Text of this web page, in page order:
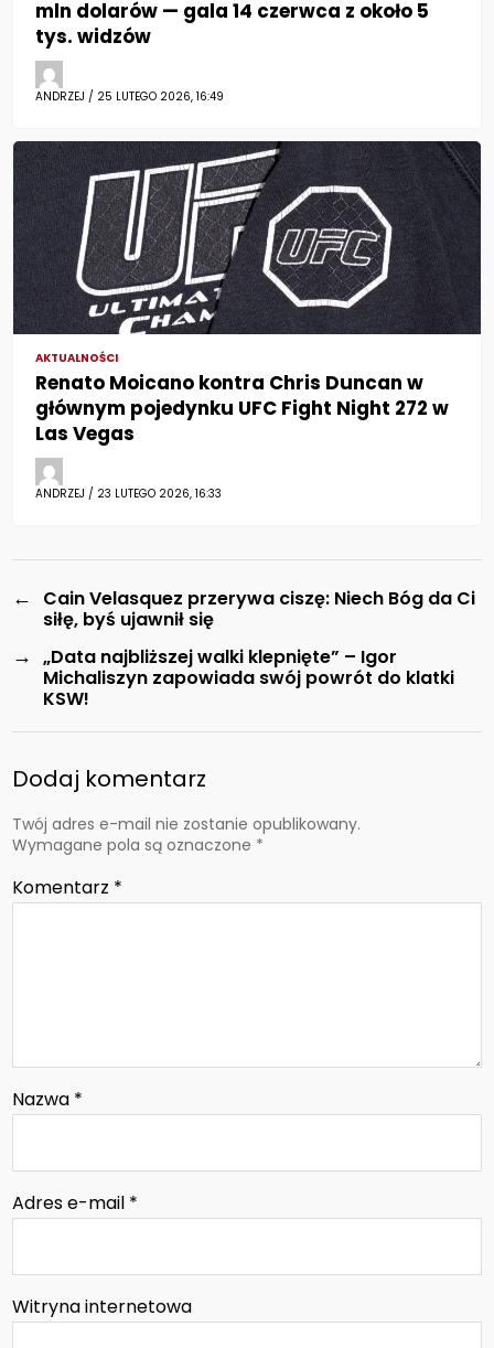
mln dolarów — gala 14 czerwca z około 5
tys. widzów
ANDRZEJ / 25 LUTEGO 2026, 16:49
AKTUALNOŚCI
Renato Moicano kontra Chris Duncan w
głównym pojedynku UFC Fight Night 272 w
Las Vegas
ANDRZEJ / 23 LUTEGO 2026, 16:33
←
Cain Velasquez przerywa ciszę: Niech Bóg da Ci
siłę, byś ujawnił się
→ „Data najbliższej walki klepnięte” – Igor
Michaliszyn zapowiada swój powrót do klatki
KSW!
Dodaj komentarz
Twój adres e-mail nie zostanie opublikowany.
Wymagane pola są oznaczone *
Komentarz *
Nazwa *
Adres e-mail *
Witryna internetowa